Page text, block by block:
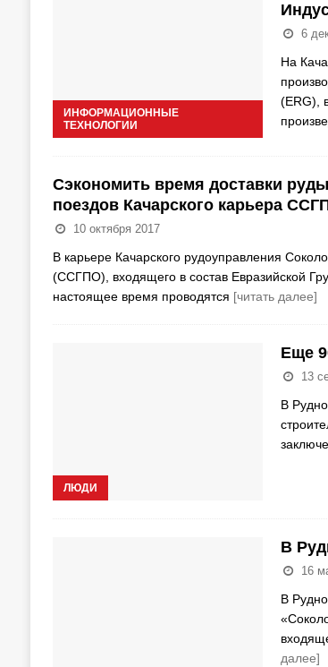
ИНФОРМАЦИОННЫЕ
ТЕХНОЛОГИИ
6
На
(ERG),
Сэкономить время доставки
поездов Качарского карьера
10 октября 2017
В карьере Качарского рудоуправления
(ССГПО), входящего в состав Евразийской
настоящее время проводятся [читать далее]
ЛЮДИ
Еще
13
В
В
16
В
далее]